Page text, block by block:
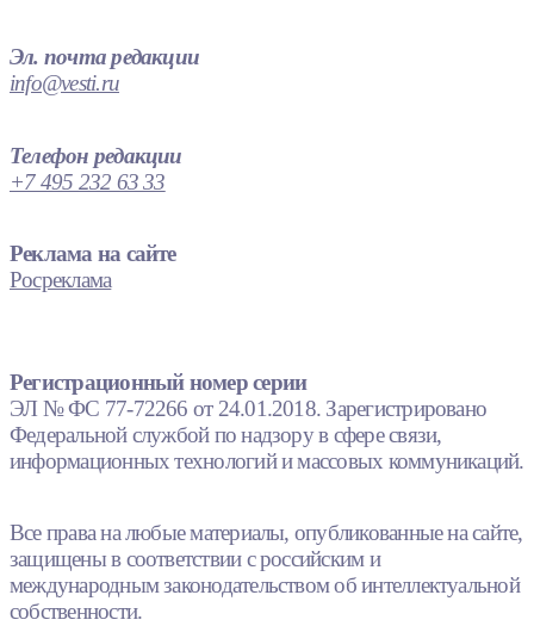
Эл. почта редакции
info@vesti.ru
Телефон редакции
+7 495 232 63 33
Реклама на сайте
Росреклама
Регистрационный номер серии
ЭЛ № ФС 77-72266 от 24.01.2018. Зарегистрировано
Федеральной службой по надзору в сфере связи,
информационных технологий и массовых коммуникаций.
Все права на любые материалы, опубликованные на сайте,
защищены в соответствии с российским и
международным законодательством об интеллектуальной
собственности.